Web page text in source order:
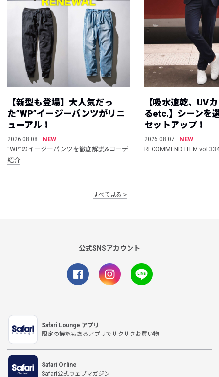
【新型も登場】大人気だっ
た”WP”イージーパンツがリニ
ューアル！
2026.08.08
NEW
“WP”のイージーパンツを徹底解説&コーデ
紹介
【吸水速乾、UV
るetc.】シーンを
セットアップ！
2026.08.07
NEW
RECOMMEND ITEM vol.334
すべて見る
公式SNSアカウント
Safari Lounge アプリ
限定の機能もあるアプリでサクサクお買い物
Safari Online
Safari公式ウェブマガジン